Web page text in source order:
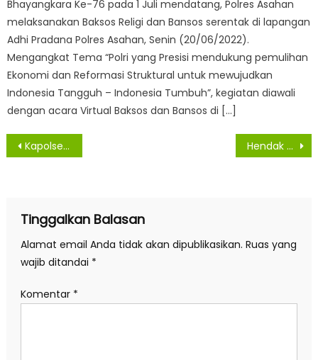
Bhayangkara Ke-76 pada 1 Juli mendatang, Polres Asahan
melaksanakan Baksos Religi dan Bansos serentak di lapangan
Adhi Pradana Polres Asahan, Senin (20/06/2022).
Mengangkat Tema “Polri yang Presisi mendukung pemulihan
Ekonomi dan Reformasi Struktural untuk mewujudkan
Indonesia Tangguh – Indonesia Tumbuh”, kegiatan diawali
dengan acara Virtual Baksos dan Bansos di […]
Navigasi
Kapolsek Bandar Pulau Gelar Gotong Royong dan Beri Himbauan Kepada Masyarakat Hendak Gunakan Narkoba, Tiga Pria Diamankan Polres Simalungun
Tinggalkan Balasan
Alamat email Anda tidak akan dipublikasikan. Ruas yang
wajib ditandai *
Komentar *